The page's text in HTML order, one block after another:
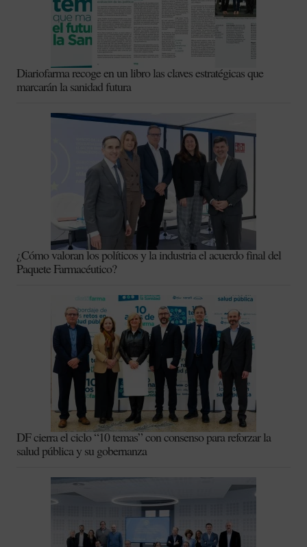
Diariofarma recoge en un libro las claves estratégicas que
marcarán la sanidad futura
¿Cómo valoran los políticos y la industria el acuerdo final del
Paquete Farmacéutico?
DF cierra el ciclo “10 temas” con consenso para reforzar la
salud pública y su gobernanza